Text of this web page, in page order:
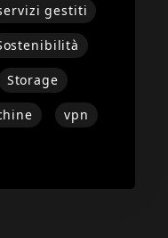
gestiti
Storage
vpn